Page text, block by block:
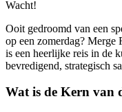
Wacht!
Ooit gedroomd van een
op een zomerdag? Merge
is een heerlijke reis in de
bevredigend, strategisch
Wat is de Kern van